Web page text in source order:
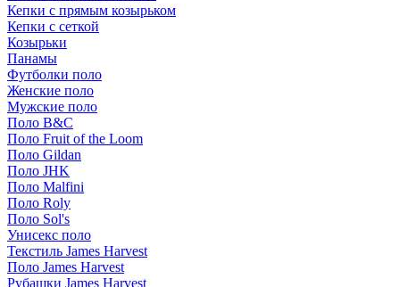
Кепки с прямым козырьком
Кепки с сеткой
Козырьки
Панамы
Футболки поло
Женские поло
Мужские поло
Поло B&C
Поло Fruit of the Loom
Поло Gildan
Поло JHK
Поло Malfini
Поло Roly
Поло Sol's
Унисекс поло
Текстиль James Harvest
Поло James Harvest
Рубашки James Harvest